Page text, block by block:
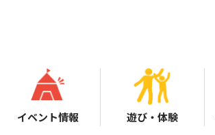
イベント情報 遊び・体験